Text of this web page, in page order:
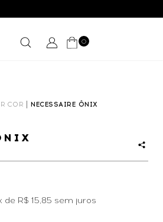
0
COR NECESSAIRE ÔNIX
de R$ 15,85 sem juros